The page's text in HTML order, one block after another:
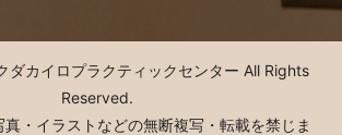
カイロプラクティックセンター All Rights
Reserved.
真・イラストなどの無断複写・転載を禁じま